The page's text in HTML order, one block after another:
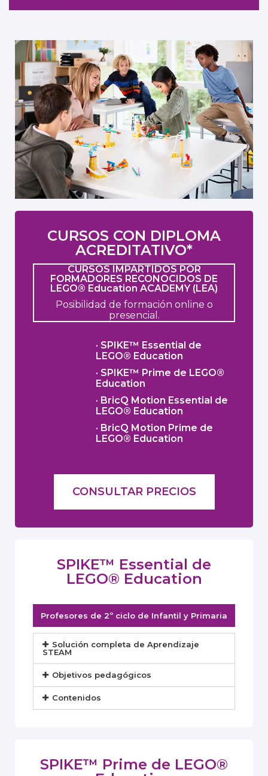
CURSOS CON DIPLOMA
ACREDITATIVO*
CURSOS IMPARTIDOS POR
FORMADORES RECONOCIDOS DE
LEGO® Education ACADEMY (LEA)
Posibilidad de formación online o
presencial.
· SPIKE™ Essential de
LEGO® Education
· SPIKE™ Prime de LEGO®
Education
· BricQ Motion Essential de
LEGO® Education
· BricQ Motion Prime de
LEGO® Education
CONSULTAR PRECIOS
SPIKE™ Essential​ de
LEGO® Education
Profesores de 2º ciclo de Infantil y Primaria
Solución completa de Aprendizaje
STEAM
Objetivos pedagógicos
Contenidos
SPIKE™ Prime​ de LEGO®